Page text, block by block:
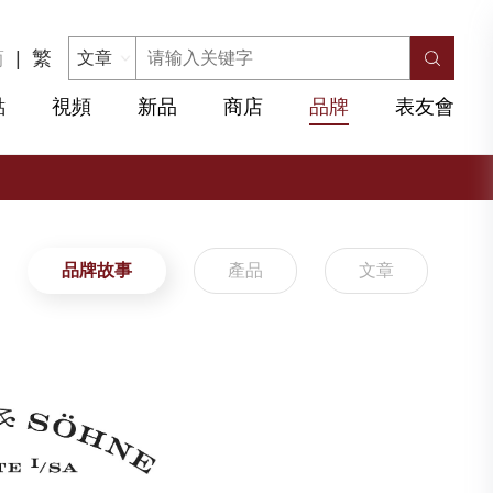
| 繁
視頻 新品 商店 品牌 表友會
品牌故事 產品 文章